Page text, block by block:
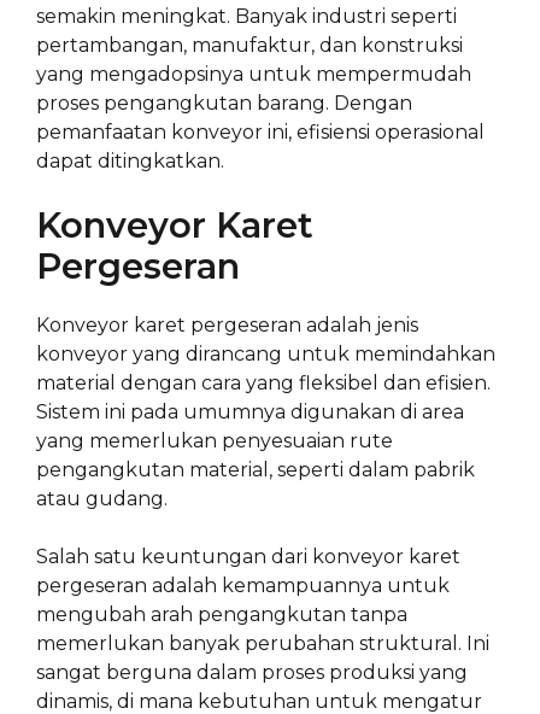
semakin meningkat. Banyak industri seperti
pertambangan, manufaktur, dan konstruksi
yang mengadopsinya untuk mempermudah
proses pengangkutan barang. Dengan
pemanfaatan konveyor ini, efisiensi operasional
dapat ditingkatkan.
Konveyor Karet
Pergeseran
Konveyor karet pergeseran adalah jenis
konveyor yang dirancang untuk memindahkan
material dengan cara yang fleksibel dan efisien.
Sistem ini pada umumnya digunakan di area
yang memerlukan penyesuaian rute
pengangkutan material, seperti dalam pabrik
atau gudang.
Salah satu keuntungan dari konveyor karet
pergeseran adalah kemampuannya untuk
mengubah arah pengangkutan tanpa
memerlukan banyak perubahan struktural. Ini
sangat berguna dalam proses produksi yang
dinamis, di mana kebutuhan untuk mengatur